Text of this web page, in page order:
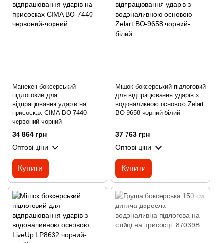
Манекен боксерський
підлоговий для
відпрацювання ударів на
присосках CIMA BO-7440
червоний-чорний
34 864 грн
Оптові ціни
Купити
Мішок боксерський підлоговий
для відпрацювання ударів з
водоналивною основою Zelart
BO-9658 чорний-білий
37 763 грн
Оптові ціни
Купити